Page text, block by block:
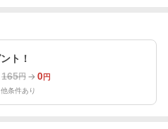
ト！
165円 0円
条件あり